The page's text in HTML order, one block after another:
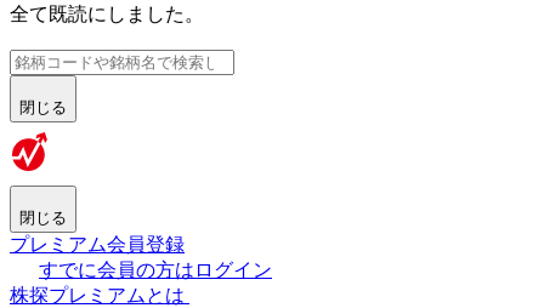
全て既読にしました。
閉じる
閉じる
プレミアム会員登録
すでに会員の方はログイン
株探プレミアムとは